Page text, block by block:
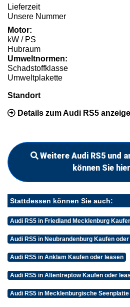
Lieferzeit
Unsere Nummer
Motor:
kW / PS
Hubraum
Umweltnormen:
Schadstoffklasse
Umweltplakette
Standort
Details zum Audi RS5
Weitere Audi RS5 und
können Sie
Stattdessen können Sie auch:
Audi RS5 in Friedland Mecklenburg
Audi RS5 in Neubrandenburg Kaufen
Audi RS5 in Anklam Kaufen oder leasen
Audi RS5 in Altentreptow Kaufen oder
Audi RS5 in Mecklenburgische